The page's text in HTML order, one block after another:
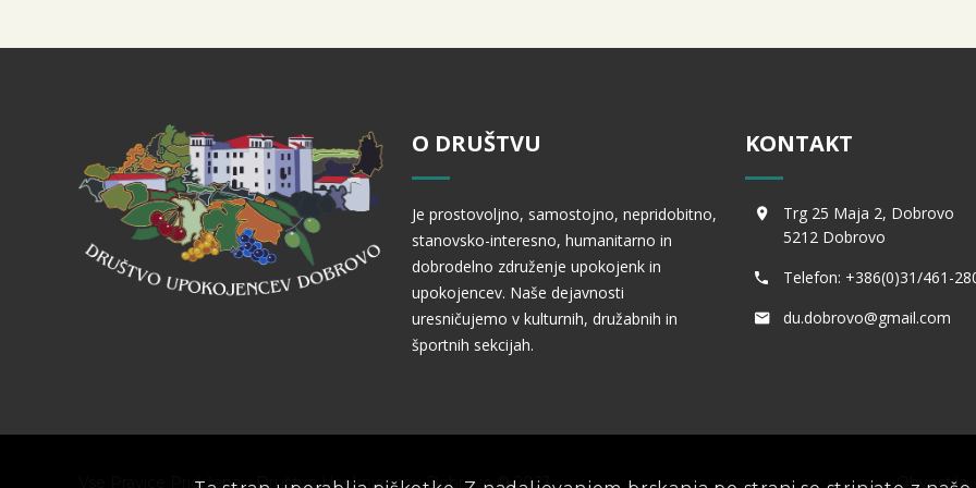
šenveter
slovenske gorice sveta ana upokojencev
Izlet v Slovenske Gorice 2023
O DRUŠTVU
Je prostovoljno, samostojno, nepridobitno,
stanovsko-interesno, humanitarno in
dobrodelno združenje upokojenk in
upokojencev. Naše dejavnosti
uresničujemo v kulturnih, družabnih in
športnih sekcijah.
KONTAKT
Trg 25 Maja 2, Dobrovo
5212 Dobrovo
Telefon: +386(0)31/461-
du.dobrovo@gmail.com
Vse Pravice Pridržane - Društvo Upokojencev Dobrovo © 2023 Obvestila